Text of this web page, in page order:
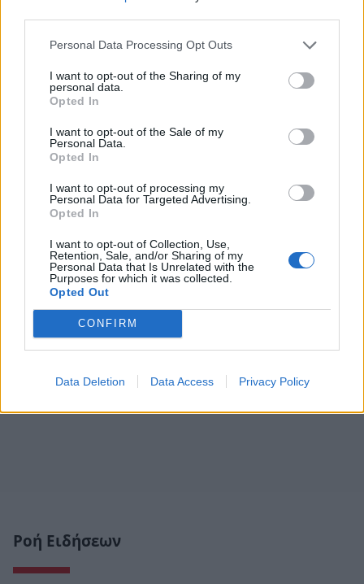
Personal Data Processing Opt Outs
I want to opt-out of the Sharing of my
personal data.
Opted In
I want to opt-out of the Sale of my
Personal Data.
Opted In
I want to opt-out of processing my
Personal Data for Targeted Advertising.
Opted In
I want to opt-out of Collection, Use,
Retention, Sale, and/or Sharing of my
Personal Data that Is Unrelated with the
Purposes for which it was collected.
Opted Out
CONFIRM
Data Deletion Data Access Privacy Policy
Ροή Ειδήσεων